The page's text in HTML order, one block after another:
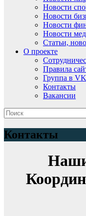
Новости
Новости
Новости
Новости
Статьи,
О проекте
Правила
Группа в VK
Контакты
Вакансии
Контакты